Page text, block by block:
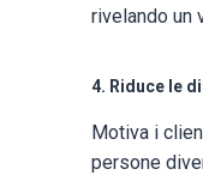
rivelando un
4. Riduce le
Motiva i
persone